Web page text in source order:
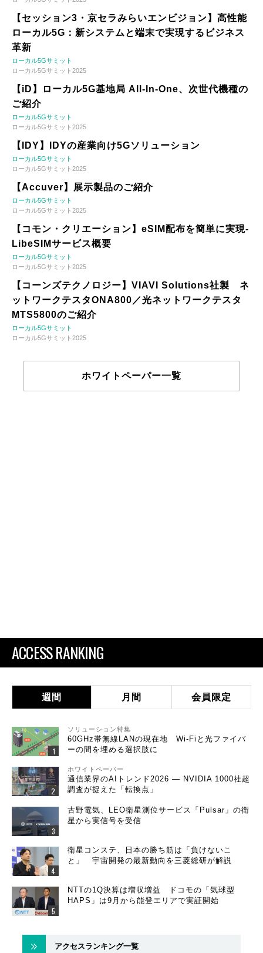
【セッション3・京セラみらいエンビジョン】高性能
ローカル5G：新システムと端末で実現するビジネス
革新
ローカル5Gサミット
ローカル5Gサミット2025
【iD】ローカル5G基地局 All-In-One、次世代機種の
ご紹介
ローカル5Gサミット
ローカル5Gサミット2025
【IDY】IDYの産業向け5Gソリューション
ローカル5Gサミット
ローカル5Gサミット2025
【Accuver】展示製品のご紹介
ローカル5Gサミット
ローカル5Gサミット2025
【コモン・クリエーション】eSIM配布を簡単に実現-
LibeSIMサービス概要
ローカル5Gサミット
ローカル5Gサミット2025
【コーンズテクノロジー】VIAVI Solutions社製 ネ
ットワークテスタONA800／光ネットワークテスタ
MTS5800のご紹介
ローカル5Gサミット
ローカル5Gサミット2025
ホワイトペーパー一覧
ACCESS RANKING
週間 月間 会員限定
ソリューション特集
60GHz帯無線LANの現在地 Wi-Fiと光ファイバ
ーの間を埋める選択肢に
ホワイトペーパー
通信業界のAIトレンド2026 ― NVIDIA 1000社超
調査が捉えた「転換点」
古野電気、LEO衛星測位サービス「Pulsar」の衛
星から実信号を受信
衛星コンステ、日本の勝ち筋は「負けないこ
と」 宇宙開発の最新動向を三菱総研が解説
NTTの1Q決算は増収増益 ドコモの「気球型
HAPS」は9月から能登エリアで実証開始
アクセスランキング一覧